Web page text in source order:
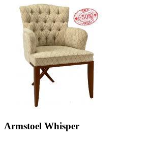
Armstoel Whisper